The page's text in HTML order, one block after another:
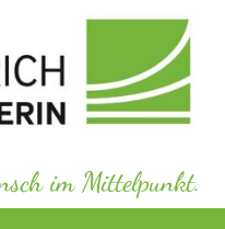
im Mittelpunkt.